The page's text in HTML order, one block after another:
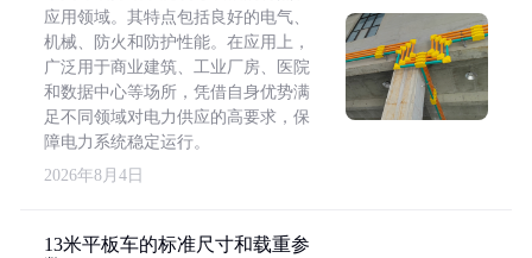
应用领域。其特点包括良好的电气、
机械、防火和防护性能。在应用上，
广泛用于商业建筑、工业厂房、医院
和数据中心等场所，凭借自身优势满
足不同领域对电力供应的高要求，保
障电力系统稳定运行。
2026年8月4日
13米平板车的标准尺寸和载重参